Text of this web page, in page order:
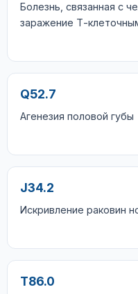
Болезнь, связанная с
заражение Т-
Q52.7
Агенезия половой губы
J34.2
Искривление раковин
T86.0